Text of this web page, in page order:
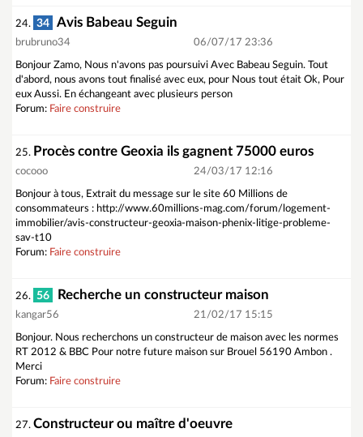
24. 34 Avis Babeau Seguin
brubruno34 06/07/17 23:36
Bonjour Zamo, Nous n'avons pas poursuivi Avec Babeau Seguin. Tout
d'abord, nous avons tout finalisé avec eux, pour Nous tout était Ok, Pour
eux Aussi. En échangeant avec plusieurs person
Forum: Faire construire
25. Procès contre Geoxia ils gagnent 75000 euros
cocooo 24/03/17 12:16
Bonjour à tous, Extrait du message sur le site 60 Millions de
consommateurs : http://www.60millions-mag.com/forum/logement-
immobilier/avis-constructeur-geoxia-maison-phenix-litige-probleme-
sav-t10
Forum: Faire construire
26. 56 Recherche un constructeur maison
kangar56 21/02/17 15:15
Bonjour. Nous recherchons un constructeur de maison avec les normes
RT 2012 & BBC Pour notre future maison sur Brouel 56190 Ambon .
Merci
Forum: Faire construire
27. Constructeur ou maître d'oeuvre